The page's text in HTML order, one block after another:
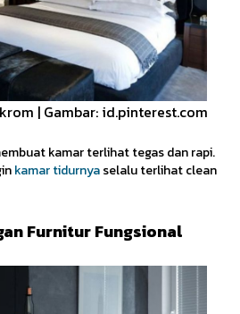
| Gambar: id.pinterest.com
kamar terlihat tegas dan rapi.
kamar tidurnyaselalu terlihat clean
Furnitur Fungsional